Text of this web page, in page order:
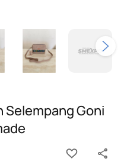
Selempang Goni